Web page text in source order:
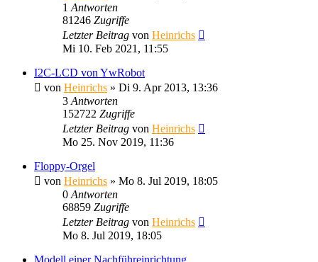
1 Antworten
81246 Zugriffe
Letzter Beitrag von Heinrichs
Mi 10. Feb 2021, 11:55
I2C-LCD von YwRobot
von Heinrichs » Di 9. Apr 2013, 13:36
3 Antworten
152722 Zugriffe
Letzter Beitrag von Heinrichs
Mo 25. Nov 2019, 11:36
Floppy-Orgel
von Heinrichs » Mo 8. Jul 2019, 18:05
0 Antworten
68859 Zugriffe
Letzter Beitrag von Heinrichs
Mo 8. Jul 2019, 18:05
Modell einer Nachführeinrichtung